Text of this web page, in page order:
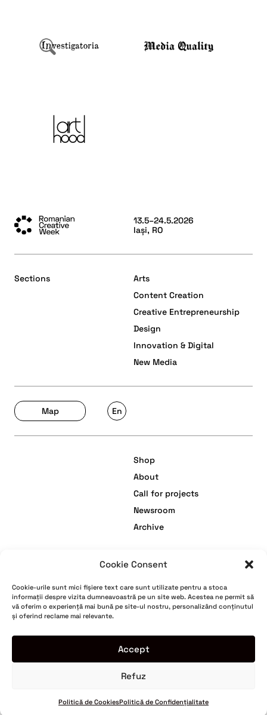
Cookie Consent
Cookie-urile sunt mici fișiere text care sunt utilizate pentru a stoca
informații despre vizita dumneavoastră pe un site web. Acestea ne permit să
vă oferim o experiență mai bună pe site-ul nostru, personalizând conținutul
și oferind reclame mai relevante.
Accept
Refuz
Politică de CookiesPolitică de Confidențialitate
13.5–24.5.2026
Iași, RO
Sections
Arts
Content Creation
Creative Entrepreneurship
Design
Innovation & Digital
New Media
Shop
About
Call for projects
Newsroom
Archive
Map En
Politică de Confidențialitate
Politică de Cookies
instagram
youtube